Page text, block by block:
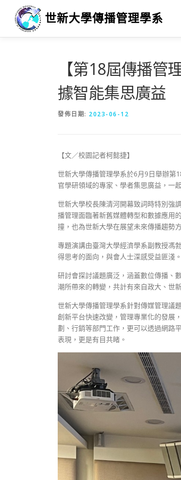
要
世新大學傳播管理學系
【第18屆傳播
據智能集思廣益
發佈日期: 2023-06-12
【文／校園記者柯懿捷】
世新大學傳播管理學系於6月9日舉辦第
官學研領域的專家、學者集思廣益，一
世新大學校長陳清河開幕致詞時特別強
播管理面臨著新舊媒體轉型和數據應用
撞，也為世新大學在展望未來傳播趨勢
專題演講由臺灣大學經濟學系副教授馮
得思考的面向，與會人士深感受益匪淺。
研討會探討議題廣泛，涵蓋數位傳播、
潮所帶來的轉變，共計有來自政大、世
世新大學傳播管理學系針對傳媒管理議
創新平台快速改變，管理專業化的發展
劃、行銷等部門工作，更可以透過網路
表現，更是有目共睹。